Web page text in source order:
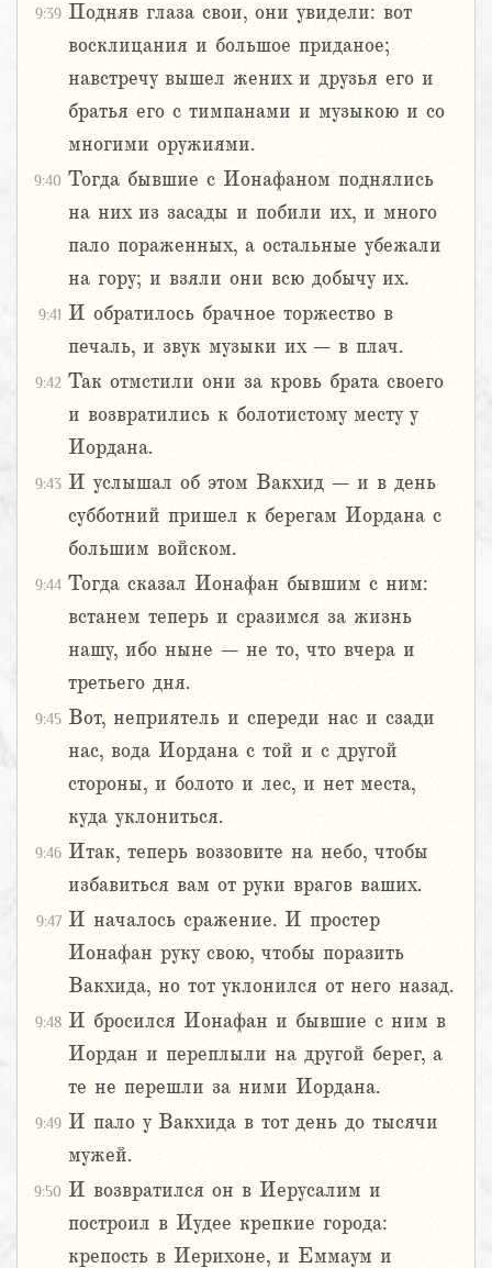
9:39 Подняв глаза свои, они увидели: вот
восклицания и большое приданое;
навстречу вышел жених и друзья его и
братья его с тимпанами и музыкою и со
многими оружиями.
9:40 Тогда бывшие с Ионафаном поднялись
на них из засады и побили их, и много
пало пораженных, а остальные убежали
на гору; и взяли они всю добычу их.
9:41 И обратилось брачное торжество в
печаль, и звук музыки их – в плач.
9:42 Так отмстили они за кровь брата своего
и возвратились к болотистому месту у
Иордана.
9:43 И услышал об этом Вакхид – и в день
субботний пришел к берегам Иордана с
большим войском.
9:44 Тогда сказал Ионафан бывшим с ним:
встанем теперь и сразимся за жизнь
нашу, ибо ныне – не то, что вчера и
третьего дня.
9:45 Вот, неприятель и спереди нас и сзади
нас, вода Иордана с той и с другой
стороны, и болото и лес, и нет места,
куда уклониться.
9:46 Итак, теперь воззовите на небо, чтобы
избавиться вам от руки врагов ваших.
9:47 И началось сражение. И простер
Ионафан руку свою, чтобы поразить
Вакхида, но тот уклонился от него назад.
9:48 И бросился Ионафан и бывшие с ним в
Иордан и переплыли на другой берег, а
те не перешли за ними Иордана.
9:49 И пало у Вакхида в тот день до тысячи
мужей.
9:50 И возвратился он в Иерусалим и
построил в Иудее крепкие города:
крепость в Иерихоне, и Еммаум и